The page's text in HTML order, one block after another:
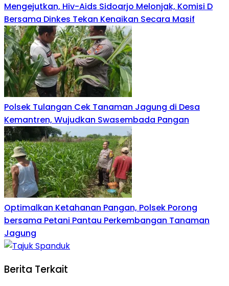
Mengejutkan, Hiv-Aids Sidoarjo Melonjak, Komisi D
Bersama Dinkes Tekan Kenaikan Secara Masif
Polsek Tulangan Cek Tanaman Jagung di Desa
Kemantren, Wujudkan Swasembada Pangan
Optimalkan Ketahanan Pangan, Polsek Porong
bersama Petani Pantau Perkembangan Tanaman
Jagung
Berita Terkait